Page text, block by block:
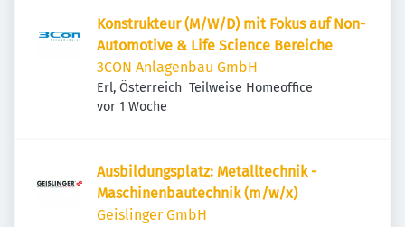
Konstrukteur (M/W/D) mit Fokus auf Non-
Automotive & Life Science Bereiche
3CON Anlagenbau GmbH
Erl, Österreich Teilweise Homeoffice
Veröffentlicht
vor 1 Woche
Ausbildungsplatz: Metalltechnik -
Maschinenbautechnik (m/w/x)
Geislinger GmbH